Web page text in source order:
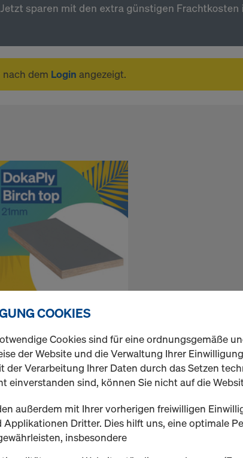
dem Login angezeigt.
Birch Top F/F 21mm
COOKIES
Cookies sind für eine ordnungsgemäße
der Website und die Verwaltung Ihrer
der Verarbeitung Ihrer Daten durch das Setzen
einverstanden sind, können Sie nicht auf die
außerdem mit Ihrer vorherigen freiwilligen
Applikationen Dritter. Dies hilft uns, eine optimale
insbesondere